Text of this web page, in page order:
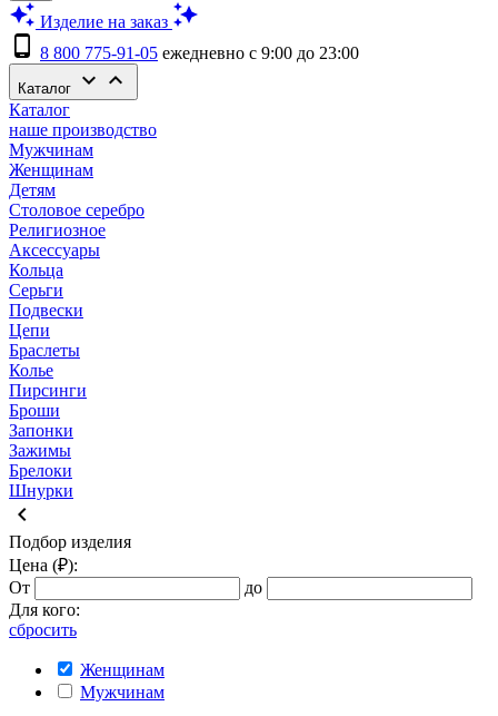
auto_awesome Изделие на заказ auto_awesome
phone_android 8 800 775-91-05 ежедневно с 9:00 до 23:00
Каталог keyboard_arrow_down keyboard_arrow_up
Каталог
наше производство
Мужчинам
Женщинам
Детям
Столовое серебро
Религиозное
Аксессуары
Кольца
Серьги
Подвески
Цепи
Браслеты
Колье
Пирсинги
Броши
Запонки
Зажимы
Брелоки
Шнурки
keyboard_arrow_left
Подбор изделия
Цена (₽):
От
до
Для кого:
сбросить
Женщинам
Мужчинам